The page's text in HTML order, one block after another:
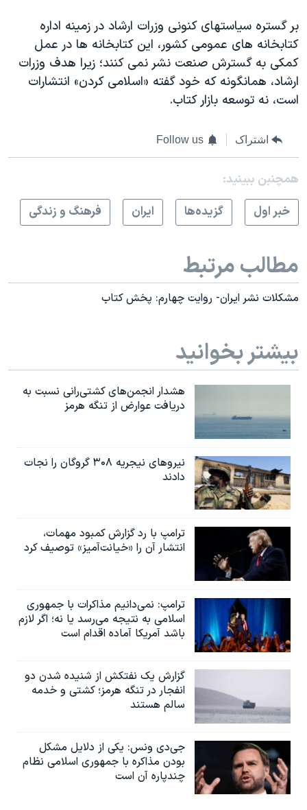
بر گستره سیاستهای کنونی وزرات ارشاد در زمینه اداره
کتابخانه های عمومی کشور، این کتابخانه ها در عمل
کمکی به گسترش صنعت نشر نمی کنند؛ زیرا هدف وزرات
ارشاد، همانگونه که خود گفته «اسلامی کردن» انتشارات
است، نه توسعه بازار کتاب.
اشتراک Follow us
همچنبن ببینید:
خبر اول
گزيده‌ها ايران فرهنگ و زندگی
مطالب مرتبط
مشکلات نشر ایران- روایت چهارم: پخش کتاب
بیشتر بخوانید
هشدار انجمن‌های کشتی‌رانی نسبت به
دریافت عوارض از تنگه هرمز
نیروهای نیجریه‌ ۳۰۸ گروگان را نجات
دادند
ترامپ با رد گزارش کمبود مهمات،
انتشار آن را «خیانت‌آمیز» توصیف کرد
ترامپ: نمی‌دانیم مذاکرات با جمهوری
اسلامی به نتیجه می‌رسد یا نه؛ اگر لازم
باشد آمریکا آماده اقدام است
گزارش یک نفتکش از شنیده شدن دو
انفجار در تنگه هرمز؛ کشتی و خدمه
سالم هستند
جی‌دی ونس: یکی از دلایل مشکل
بودن مذاکره با جمهوری اسلامی نظام
چندپاره آن است